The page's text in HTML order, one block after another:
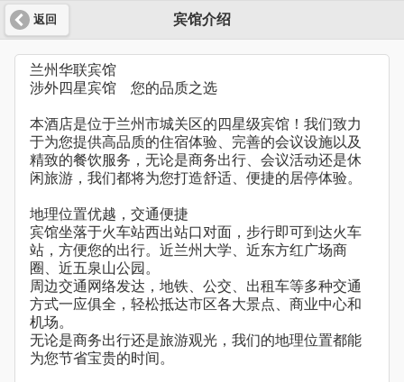
返回 宾馆介绍
兰州华联宾馆
涉外四星宾馆 您的品质之选
本酒店是位于兰州市城关区的四星级宾馆！我们致力
于为您提供高品质的住宿体验、完善的会议设施以及
精致的餐饮服务，无论是商务出行、会议活动还是休
闲旅游，我们都将为您打造舒适、便捷的居停体验。
地理位置优越，交通便捷
宾馆坐落于火车站西出站口对面，步行即可到达火车
站，方便您的出行。近兰州大学、近东方红广场商
圈、近五泉山公园。
周边交通网络发达，地铁、公交、出租车等多种交通
方式一应俱全，轻松抵达市区各大景点、商业中心和
机场。
无论是商务出行还是旅游观光，我们的地理位置都能
为您节省宝贵的时间。